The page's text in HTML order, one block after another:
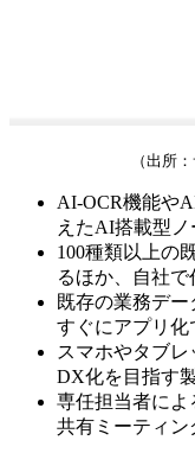
（出所
AI-OCR機能や
えたAI搭載型
100種類以上の
るほか、自社
既存の業務デー
すぐにアプリ化
スマホやタブ
DX化を目指す
専任担当者に
共有ミーティ